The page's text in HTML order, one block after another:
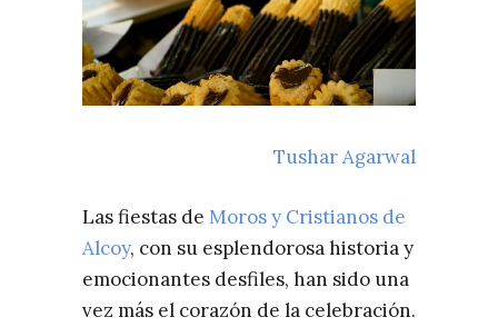
Tushar Agarwal
Las fiestas de Moros y Cristianos de
Alcoy, con su esplendorosa historia y
emocionantes desfiles, han sido una
vez más el corazón de la celebración.